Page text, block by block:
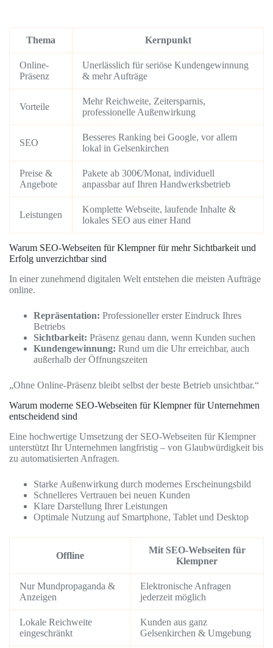
Thema Kernpunkt
Online-
Präsenz
Unerlässlich für seriöse Kundengewinnung
& mehr Aufträge
Vorteile
Mehr Reichweite, Zeitersparnis,
professionelle Außenwirkung
SEO
Besseres Ranking bei Google, vor allem
lokal in Gelsenkirchen
Preise &
Angebote
Pakete ab 300€/Monat, individuell
anpassbar auf Ihren Handwerksbetrieb
Leistungen
Komplette Webseite, laufende Inhalte &
lokales SEO aus einer Hand
Warum SEO-Webseiten für Klempner für mehr Sichtbarkeit und
Erfolg unverzichtbar sind
In einer zunehmend digitalen Welt entstehen die meisten Aufträge
online.
Repräsentation: Professioneller erster Eindruck Ihres
Betriebs
Sichtbarkeit: Präsenz genau dann, wenn Kunden suchen
Kundengewinnung: Rund um die Uhr erreichbar, auch
außerhalb der Öffnungszeiten
„Ohne Online-Präsenz bleibt selbst der beste Betrieb unsichtbar.“
Warum moderne SEO-Webseiten für Klempner für Unternehmen
entscheidend sind
Eine hochwertige Umsetzung der SEO-Webseiten für Klempner
unterstützt Ihr Unternehmen langfristig – von Glaubwürdigkeit bis
zu automatisierten Anfragen.
Starke Außenwirkung durch modernes Erscheinungsbild
Schnelleres Vertrauen bei neuen Kunden
Klare Darstellung Ihrer Leistungen
Optimale Nutzung auf Smartphone, Tablet und Desktop
Offline
Mit SEO-Webseiten für
Klempner
Nur Mundpropaganda &
Anzeigen
Elektronische Anfragen
jederzeit möglich
Lokale Reichweite
eingeschränkt
Kunden aus ganz
Gelsenkirchen & Umgebung